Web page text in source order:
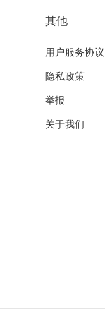
其他
用户服务协议
隐私政策
举报
关于我们